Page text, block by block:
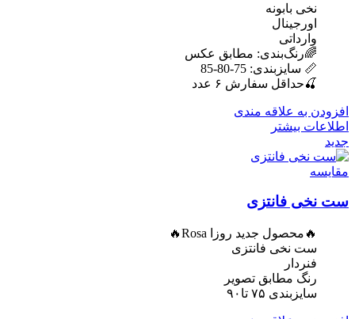
نخی بابونه
اورجینال
وارداتی
🌈رنگ‌بندی: مطابق عکس
📏 سایزبندی: 75-80-85
🍒حداقل سفارش ۶ عدد
افزودن به علاقه مندی
اطلاعات بیشتر
جدید
مقایسه
ست نخی فانتزی
🔥محصول جدید روزا Rosa🔥
ست نخی فانتزی
فنردار
رنگ مطابق تصویر
سایزبندی ۷۵ تا۹۰